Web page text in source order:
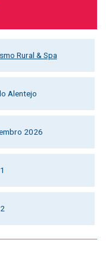
Rural & Spa
Alentejo
2026
1
2